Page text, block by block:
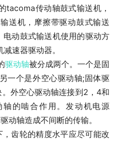
tacoma传动轴鼓式输送机，
送机，摩擦带驱动鼓式输送
动鼓式输送机使用的驱动方
速器驱动器。
驱动轴被分成两个。一个是固
一个是外空心驱动轴;固体驱
外空心驱动轴连接到2，4和
的啮合作用。发动机电源
动轴造成不间断的传输。
齿轮的精度水平应尽可能改